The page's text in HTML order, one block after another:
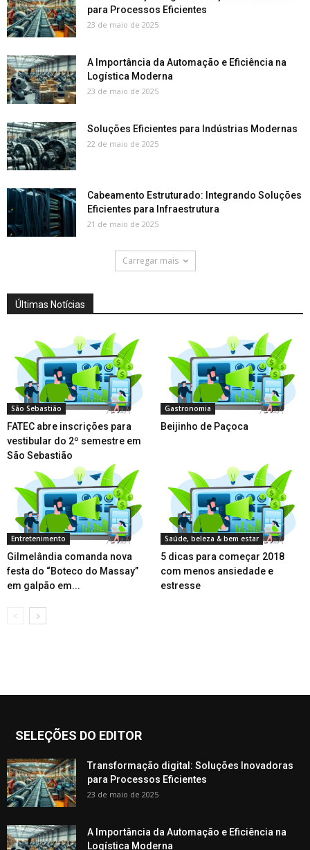
para Processos Eficientes
23 de maio de 2025
A Importância da Automação e Eficiência na
Logística Moderna
23 de maio de 2025
Soluções Eficientes para Indústrias Modernas
22 de maio de 2025
Cabeamento Estruturado: Integrando Soluções
Eficientes para Infraestrutura
21 de maio de 2025
Carregar mais
Últimas Notícias
São Sebastião
FATEC abre inscrições para
vestibular do 2º semestre em
São Sebastião
Gastronomia
Beijinho de Paçoca
Entretenimento
Gilmelândia comanda nova
festa do “Boteco do Massay”
em galpão em...
Saúde, beleza & bem estar
5 dicas para começar 2018
com menos ansiedade e
estresse
SELEÇÕES DO EDITOR
Transformação digital: Soluções Inovadoras
para Processos Eficientes
23 de maio de 2025
A Importância da Automação e Eficiência na
Logística Moderna